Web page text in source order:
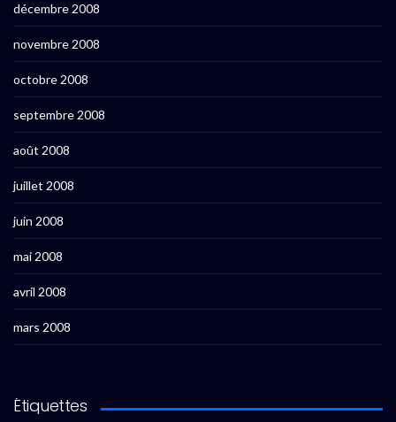
décembre 2008
novembre 2008
octobre 2008
septembre 2008
août 2008
juillet 2008
juin 2008
mai 2008
avril 2008
mars 2008
Étiquettes